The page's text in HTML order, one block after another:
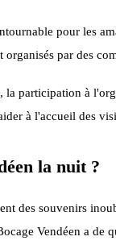
pour les
organisés par des
participation à
à l'accueil des
la nuit ?
des souvenirs
Vendéen a de